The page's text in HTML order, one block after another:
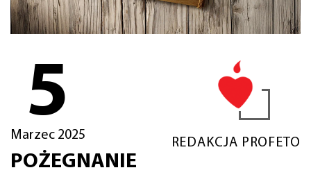
5
Marzec 2025
REDAKCJA PROFETO
POŻEGNANIE